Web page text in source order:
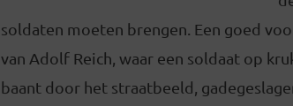
soldaten moeten brengen. Een goed
van Adolf Reich, waar een soldaat op
baant door het straatbeeld,